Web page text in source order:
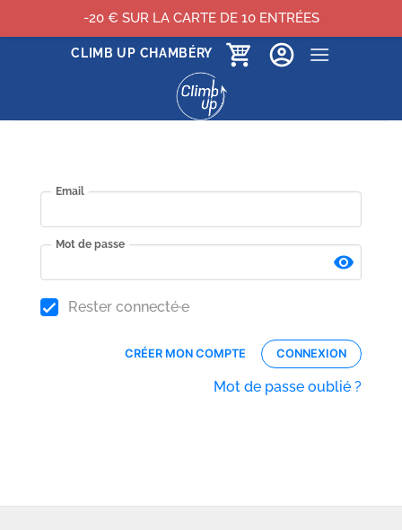
CLIMB UP CHAMBÉRY
-20 € SUR LA CARTE DE 10 ENTRÉES